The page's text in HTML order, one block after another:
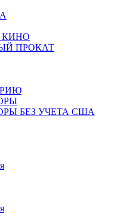
КИНО
ПРОКАТ
БЕЗ УЧЕТА США